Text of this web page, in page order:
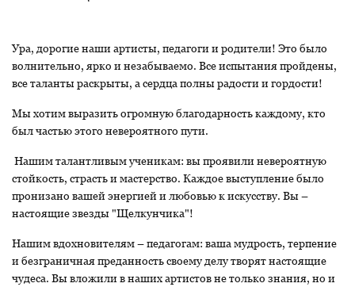
Ура, дорогие наши артисты, педагоги и родители! Это было
волнительно, ярко и незабываемо. Все испытания пройдены,
все таланты раскрыты, а сердца полны радости и гордости!
Мы хотим выразить огромную благодарность каждому, кто
был частью этого невероятного пути.
Нашим талантливым ученикам: вы проявили невероятную
стойкость, страсть и мастерство. Каждое выступление было
пронизано вашей энергией и любовью к искусству. Вы –
настоящие звезды "Щелкунчика"!
Нашим вдохновителям – педагогам: ваша мудрость, терпение
и безграничная преданность своему делу творят настоящие
чудеса. Вы вложили в наших артистов не только знания, но и